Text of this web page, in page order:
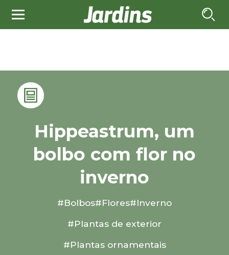
Hippeastrum, um
bolbo com flor no
inverno
#Bolbos#Flores#Inverno
#Plantas de exterior
#Plantas ornamentais